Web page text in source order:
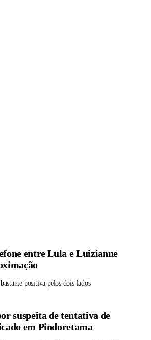
entre Lula e Luizianne
positiva pelos dois lados
suspeita de tentativa de
em Pindoretama